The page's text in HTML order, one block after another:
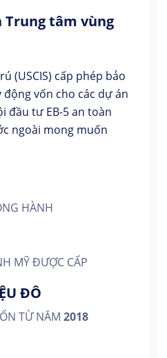
Trung tâm vùng
(USCIS) cấp phép bảo
vốn cho các dự án
đầu tư EB-5 an toàn
ngoài mong muốn
HÀNH
MỸ ĐƯỢC CẤP
ĐÔ
TỪ NĂM 2018